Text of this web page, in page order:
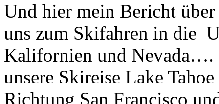
Und hier mein Bericht
uns zum Skifahren in die
Kalifornien und Nevada….
unsere Skireise Lake
Richtung San Francisco